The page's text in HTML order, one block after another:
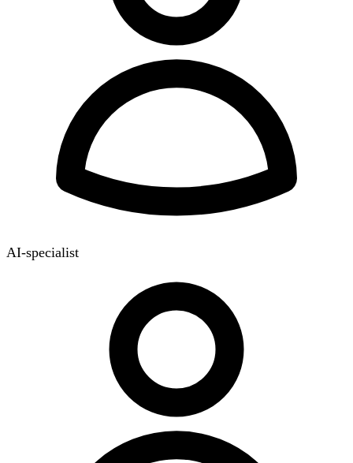
AI-specialist